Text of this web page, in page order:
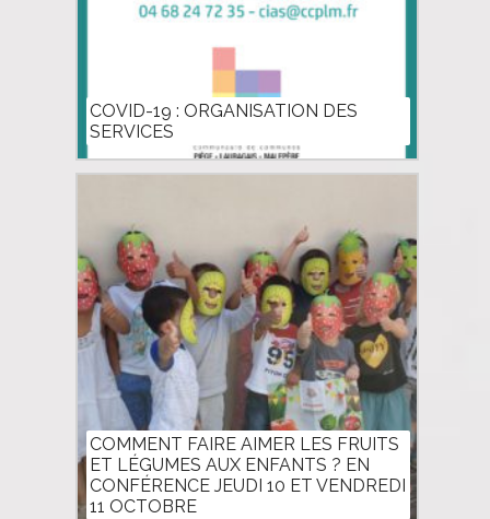
COVID-19 : ORGANISATION DES
SERVICES
COMMENT FAIRE AIMER LES FRUITS
ET LÉGUMES AUX ENFANTS ? EN
CONFÉRENCE JEUDI 10 ET VENDREDI
11 OCTOBRE